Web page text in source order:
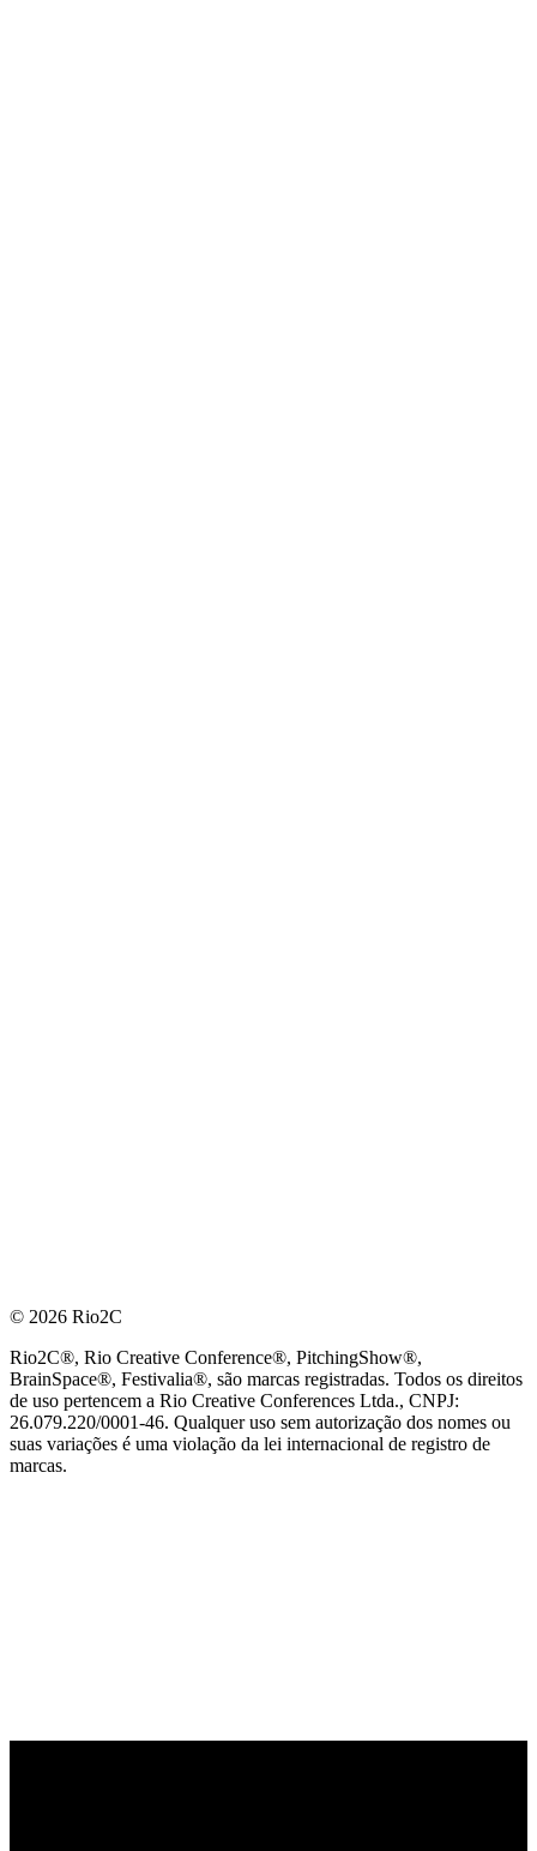
© 2026 Rio2C
Rio2C®, Rio Creative Conference®, PitchingShow®,
BrainSpace®, Festivalia®, são marcas registradas. Todos os direitos
de uso pertencem a Rio Creative Conferences Ltda., CNPJ:
26.079.220/0001-46. Qualquer uso sem autorização dos nomes ou
suas variações é uma violação da lei internacional de registro de
marcas.